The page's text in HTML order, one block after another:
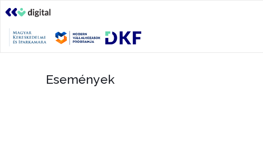
Események